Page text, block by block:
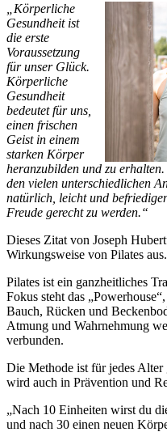
„Körperliche
Gesundheit ist
die erste
Voraussetzung
für unser Glück.
Körperliche
Gesundheit
bedeutet für uns,
einen frischen
Geist in einem
starken Körper
heranzubilden und zu
den vielen unterschiedlichen
natürlich, leicht und
Freude gerecht zu werden.“
Dieses Zitat von Joseph
Wirkungsweise von Pilates aus.
Pilates ist ein ganzheitliches
Fokus steht das
Bauch, Rücken und
Atmung und Wahrnehmung
verbunden.
Die Methode ist für jedes Alter
wird auch in Prävention und
„Nach 10 Einheiten wirst du
und nach 30 einen neuen